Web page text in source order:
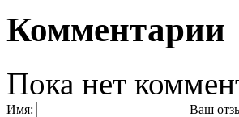
Комментарии
Пока нет
Имя: Ваш